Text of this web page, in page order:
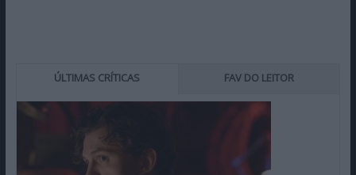
ÚLTIMAS CRÍTICAS FAV DO LEITOR